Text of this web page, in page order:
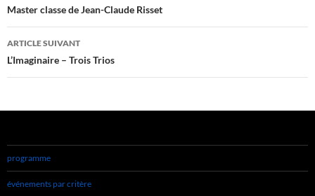
des
articles
Master classe de Jean-Claude Risset
ARTICLE SUIVANT
L’Imaginaire – Trois Trios
programme
événements par critère